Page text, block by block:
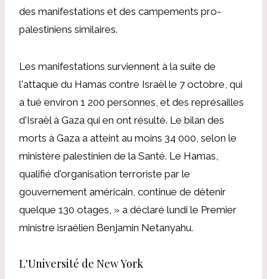
des manifestations et des campements pro-
palestiniens similaires.
Les manifestations surviennent à la suite de
l'attaque du Hamas contre Israël le 7 octobre, qui
a tué environ 1 200 personnes, et des représailles
d'Israël à Gaza qui en ont résulté. Le bilan des
morts à Gaza a atteint au moins 34 000, selon le
ministère palestinien de la Santé. Le Hamas,
qualifié d'organisation terroriste par le
gouvernement américain, continue de détenir
quelque 130 otages, » a déclaré lundi le Premier
ministre israélien Benjamin Netanyahu.
L'Université de New York